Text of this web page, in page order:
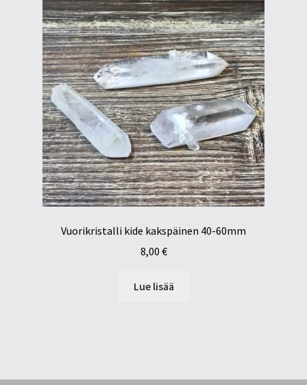
Vuorikristalli kide kakspäinen 40-60mm
8,00 €
Lue lisää